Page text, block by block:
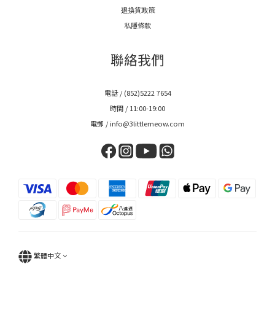
退換貨政策
私隱條款
聯絡我們
電話 / (852)5222 7654
時間 / 11:00-19:00
電郵 / info@3littlemeow.com
繁體中文